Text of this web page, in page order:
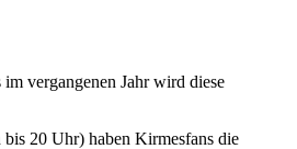
vergangenen Jahr wird diese
bis 20 Uhr) haben Kirmesfans die